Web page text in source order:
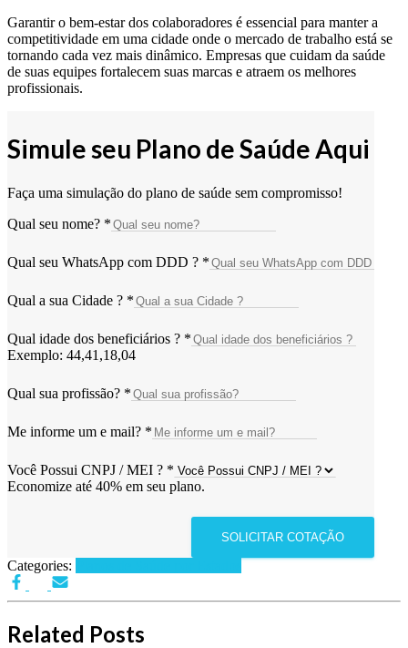
Garantir o bem-estar dos colaboradores é essencial para manter a
competitividade em uma cidade onde o mercado de trabalho está se
tornando cada vez mais dinâmico. Empresas que cuidam da saúde
de suas equipes fortalecem suas marcas e atraem os melhores
profissionais.
Simule seu Plano de Saúde Aqui
Faça uma simulação do plano de saúde sem compromisso!
Qual seu nome? *
Qual seu WhatsApp com DDD ? *
Qual a sua Cidade ? *
Qual idade dos beneficiários ? *
Exemplo: 44,41,18,04
Qual sua profissão? *
Me informe um e mail? *
Você Possui CNPJ / MEI ? *
Economize até 40% em seu plano.
SOLICITAR COTAÇÃO
Categories:
Related Posts